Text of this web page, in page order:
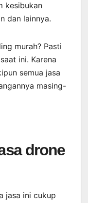
kesibukan
dan lainnya.
murah? Pasti
ini. Karena
semua jasa
masing-
drone
jasa ini cukup